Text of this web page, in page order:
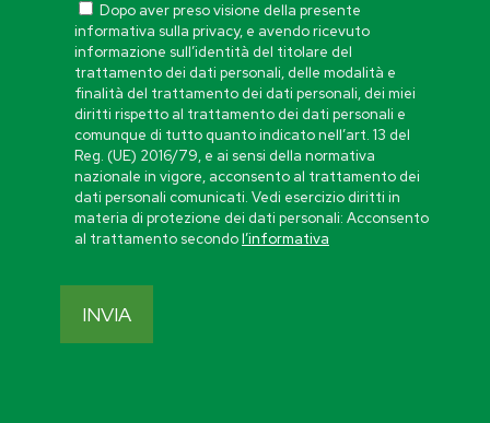
Dopo aver preso visione della presente
informativa sulla privacy, e avendo ricevuto
informazione sull’identità del titolare del
trattamento dei dati personali, delle modalità e
finalità del trattamento dei dati personali, dei miei
diritti rispetto al trattamento dei dati personali e
comunque di tutto quanto indicato nell’art. 13 del
Reg. (UE) 2016/79, e ai sensi della normativa
nazionale in vigore, acconsento al trattamento dei
dati personali comunicati. Vedi esercizio diritti in
materia di protezione dei dati personali: Acconsento
al trattamento secondol’informativa